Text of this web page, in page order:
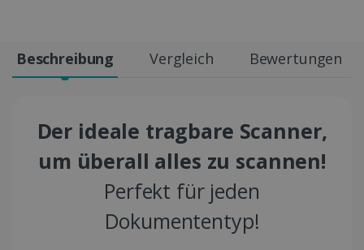
Beschreibung Vergleich Bewertungen
Der ideale tragbare Scanner,
um überall alles zu scannen!
Perfekt für jeden
Dokumententyp!